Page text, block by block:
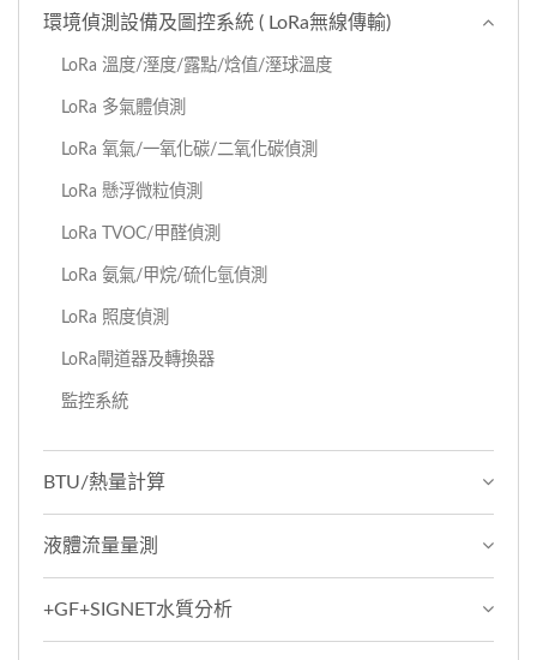
環境偵測設備及圖控系統 ( LoRa無線傳輸)
LoRa 溫度/溼度/露點/焓值/溼球溫度
LoRa 多氣體偵測
LoRa 氧氣/一氧化碳/二氧化碳偵測
LoRa 懸浮微粒偵測
LoRa TVOC/甲醛偵測
LoRa 氨氣/甲烷/硫化氫偵測
LoRa 照度偵測
LoRa閘道器及轉換器
監控系統
BTU/熱量計算
液體流量量測
+GF+SIGNET水質分析